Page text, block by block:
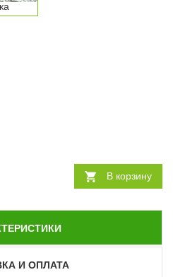
В корзину
И ОПЛАТА